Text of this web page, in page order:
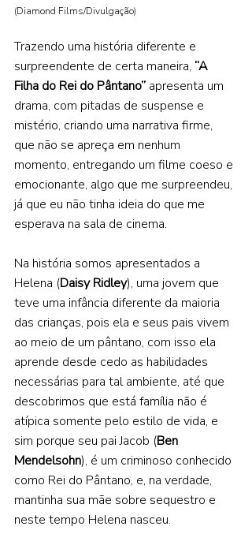
(Diamond Films/Divulgação)
Trazendo uma história diferente e
surpreendente de certa maneira, “A
Filha do Rei do Pântano” apresenta um
drama, com pitadas de suspense e
mistério, criando uma narrativa firme,
que não se apreça em nenhum
momento, entregando um filme coeso e
emocionante, algo que me surpreendeu,
já que eu não tinha ideia do que me
esperava na sala de cinema.
Na história somos apresentados a
Helena (Daisy Ridley), uma jovem que
teve uma infância diferente da maioria
das crianças, pois ela e seus pais vivem
ao meio de um pântano, com isso ela
aprende desde cedo as habilidades
necessárias para tal ambiente, até que
descobrimos que está família não é
atípica somente pelo estilo de vida, e
sim porque seu pai Jacob (Ben
Mendelsohn), é um criminoso conhecido
como Rei do Pântano, e, na verdade,
mantinha sua mãe sobre sequestro e
neste tempo Helena nasceu.